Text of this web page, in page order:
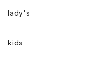
アウター
トップス
lady's
アウター
kids